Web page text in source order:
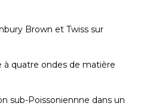
Brown et Twiss sur
à quatre ondes de matière
sub-Poissoniennne dans un